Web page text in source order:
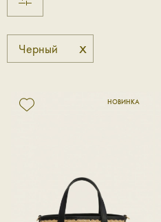
Черный x